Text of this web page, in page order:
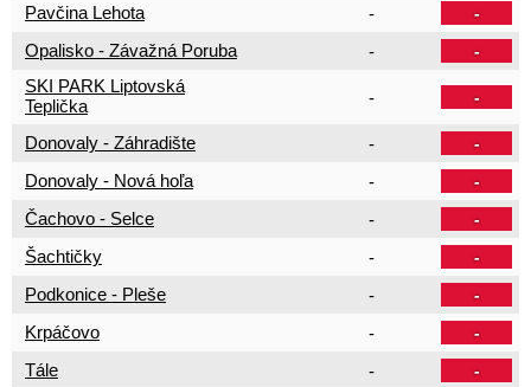
Pavčina Lehota - -
Opalisko - Závažná Poruba - -
SKI PARK Liptovská
Teplička
- -
Donovaly - Záhradište - -
Donovaly - Nová hoľa - -
Čachovo - Selce - -
Šachtičky - -
Podkonice - Pleše - -
Krpáčovo - -
Tále - -